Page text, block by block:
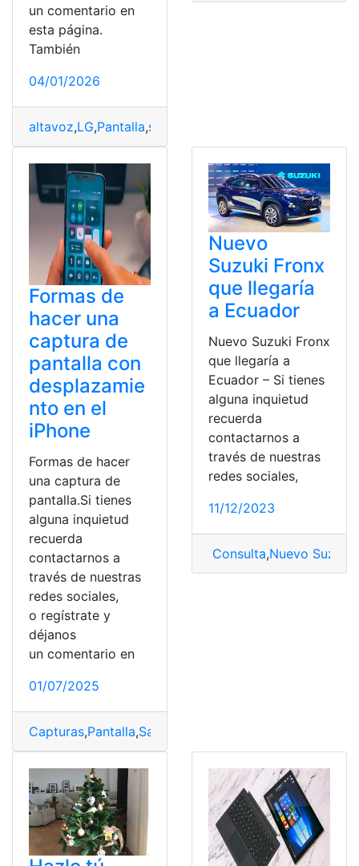
un comentario en
esta página.
También
04/01/2026
altavoz,LG,Pantalla,sistema
Formas de
hacer una
captura de
pantalla con
desplazamie
nto en el
iPhone
Formas de hacer
una captura de
pantalla.Si tienes
alguna inquietud
recuerda
contactarnos a
través de nuestras
redes sociales,
o regístrate y
déjanos
un comentario en
01/07/2025
Capturas,Pantalla,Samsung
Nuevo
Suzuki Fronx
que llegaría
a Ecuador
Nuevo Suzuki Fronx
que llegaría a
Ecuador – Si tienes
alguna inquietud
recuerda
contactarnos a
través de nuestras
redes sociales,
11/12/2023
Consulta,Nuevo Suzuki